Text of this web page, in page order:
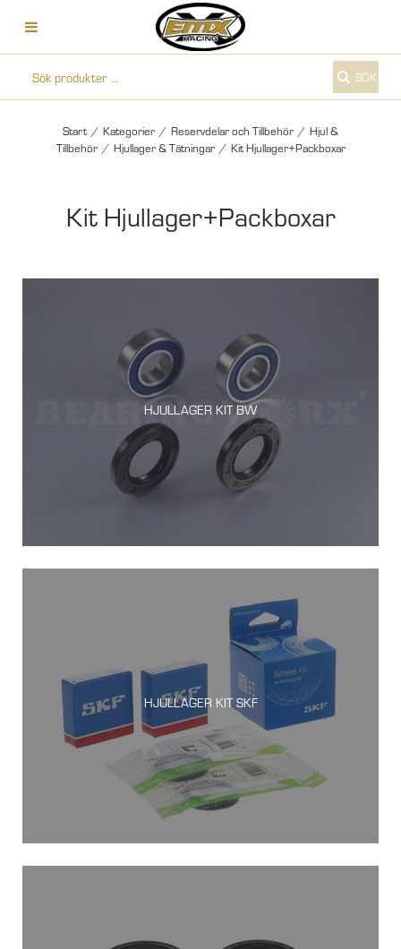
SÖK
Start / Kategorier / Reservdelar och Tillbehör / Hjul &
Tillbehör / Hjullager & Tätningar / Kit Hjullager+Packboxar
Kit Hjullager+Packboxar
HJULLAGER KIT BW
HJULLAGER KIT SKF